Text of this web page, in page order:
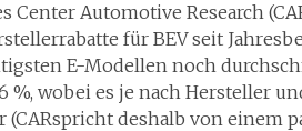
Center Automotive Research
für BEV seit
E-Modellen noch
%, wobei es je nach Hersteller
deshalb von einem